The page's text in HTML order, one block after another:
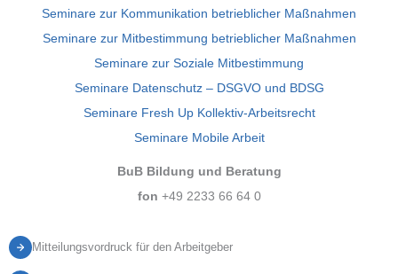
Seminare zur Kommunikation betrieblicher Maßnahmen
Seminare zur Mitbestimmung betrieblicher Maßnahmen
Seminare zur Soziale Mitbestimmung
Seminare Datenschutz – DSGVO und BDSG
Seminare Fresh Up Kollektiv-Arbeitsrecht
Seminare Mobile Arbeit
BuB Bildung und Beratung
fon +49 2233 66 64 0
Mitteilungsvordruck für den Arbeitgeber